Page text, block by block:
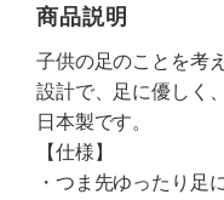
商品説明
子供の足のことを考
設計で、足に優しく
日本製です。
【仕様】
・つま先ゆったり足